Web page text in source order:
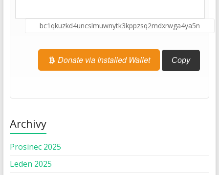
Donate via Installed Wallet Copy
Archivy
Prosinec 2025
Leden 2025